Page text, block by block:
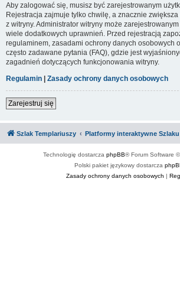
Aby zalogować się, musisz być zarejestrowanym
Rejestracja zajmuje tylko chwilę, a znacznie
z witryny. Administrator witryny może
wiele dodatkowych uprawnień. Przed rejestracją
regulaminem, zasadami ochrony danych osobowych
często zadawane pytania (FAQ), gdzie jest
zagadnień dotyczących funkcjonowania witryny.
Regulamin | Zasady ochrony danych osobowych
Zarejestruj się
Szlak Templariuszy Platformy interaktywne
Technologię dostarcza phpBB® Forum Software
Polski pakiet językowy dostarcza
Zasady ochrony danych osobowych |